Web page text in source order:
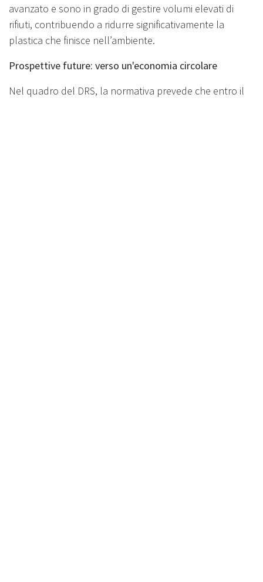
avanzato e sono in grado di gestire volumi elevati di
rifiuti, contribuendo a ridurre significativamente la
plastica che finisce nell’ambiente.
Prospettive future: verso un'economia circolare
Nel quadro del DRS, la normativa prevede che entro il